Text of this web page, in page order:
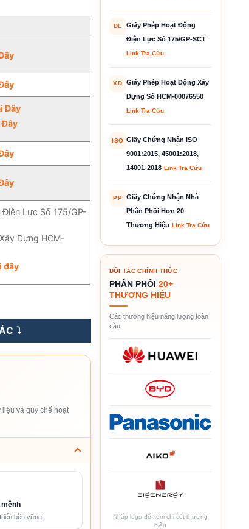
Đây
Đây
Lực Số 175/GP-
Dựng HCM-
đây
Đỏ) (KKSC88100AD8) số lượng
⤵️
liệu và quy chế hoạt
bền vững.
DL
Giấy Phép Hoạt Động
Điện Lực Số 175/GP-SCT
Link Tra Cứu
XD
Giấy Phép Hoạt Động Xây
Dựng Số HCM-00076550
Link Tra Cứu
ISO Giấy Chứng Nhận ISO
9001:2015, 45001:2018,
14001-2018 Link Tra Cứu
PP
Giấy Chứng Nhận Nhà
Phân Phối Hơn 20
Thương Hiệu Link Tra Cứu
ĐỐI TÁC CHÍNH THỨC
PHÂN PHỐI 20+
THƯƠNG HIỆU
Các thương hiệu năng lượng toàn
cầu
Nhấp logo để xem chi tiết thương
hiệu